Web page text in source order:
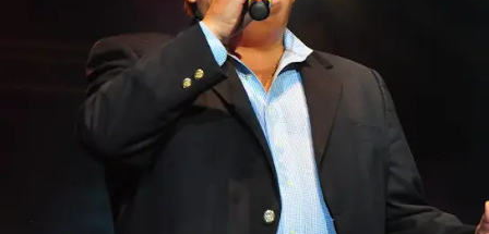
Programas
Noticias
Equipo
Sobre Nosotros